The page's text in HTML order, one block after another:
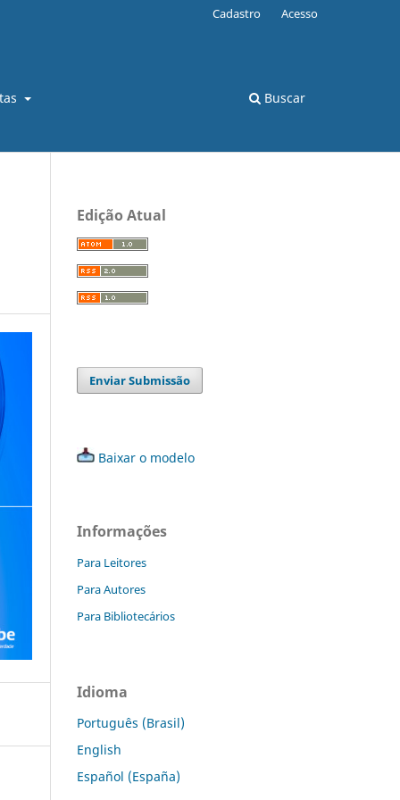
Buscar
Cadastro Acesso
Edição Atual
Enviar Submissão
Baixar o modelo
Informações
Para Leitores
Para Autores
Para Bibliotecários
Idioma
Português (Brasil)
English
Español (España)